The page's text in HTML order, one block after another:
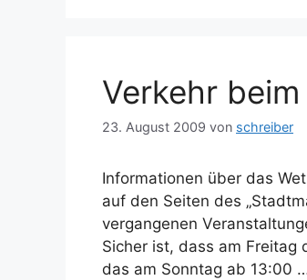
Verkehr
23. August 2009 von schreiber
Informationen über das
auf den Seiten des
vergangenen
Sicher ist, dass am Freitag
das am Sonntag ab 13:00